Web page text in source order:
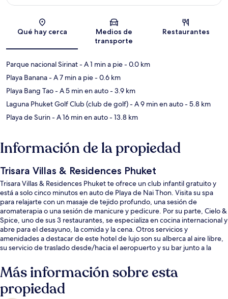
Sección del mapa
Qué hay cerca
Medios de
transporte
Restaurantes
Parque nacional Sirinat- A 1 min a pie- 0.0 km
Playa Banana- A 7 min a pie- 0.6 km
Playa Bang Tao- A 5 min en auto- 3.9 km
Laguna Phuket Golf Club (club de golf)- A 9 min en auto- 5.8 km
Playa de Surin- A 16 min en auto- 13.8 km
Información de la propiedad
Trisara Villas & Residences Phuket
Trisara Villas & Residences Phuket te ofrece un club infantil gratuito y
está a solo cinco minutos en auto de Playa de Nai Thon. Visita su spa
para relajarte con un masaje de tejido profundo, una sesión de
aromaterapia o una sesión de manicure y pedicure. Por su parte, Cielo &
Spice, uno de sus 3 restaurantes, se especializa en cocina internacional y
abre para el desayuno, la comida y la cena. Otros servicios y
amenidades a destacar de este hotel de lujo son su alberca al aire libre,
su servicio de traslado desde/hacia el aeropuerto y su bar junto a la
Más información sobre esta
propiedad